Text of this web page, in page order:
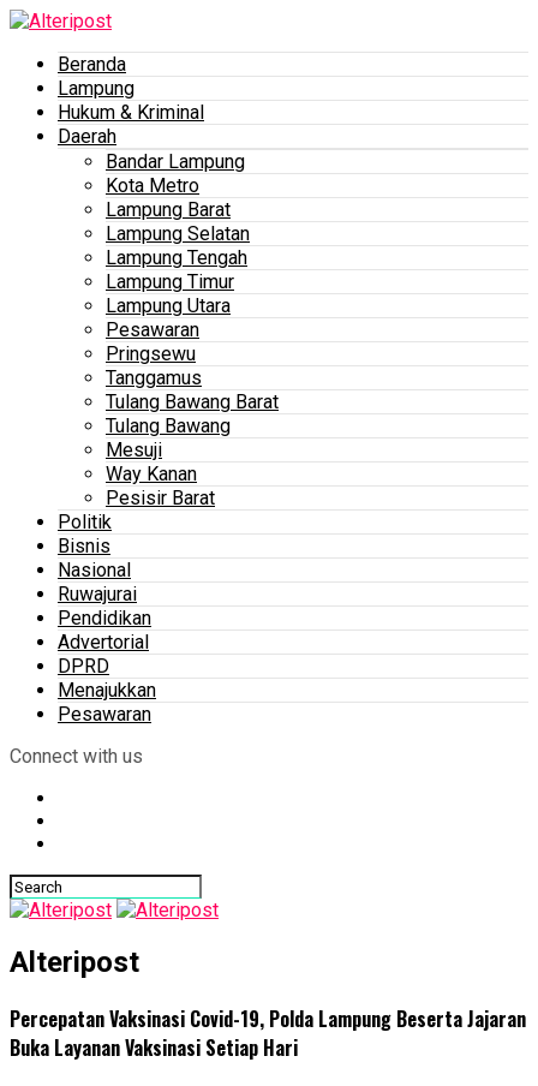
Beranda
Lampung
Hukum & Kriminal
Daerah
Bandar Lampung
Kota Metro
Lampung Barat
Lampung Selatan
Lampung Tengah
Lampung Timur
Lampung Utara
Pesawaran
Pringsewu
Tanggamus
Tulang Bawang Barat
Tulang Bawang
Mesuji
Way Kanan
Pesisir Barat
Politik
Bisnis
Nasional
Ruwajurai
Pendidikan
Advertorial
DPRD
Menajukkan
Pesawaran
Connect with us
Alteripost
Percepatan Vaksinasi Covid-19, Polda Lampung Beserta Jajaran
Buka Layanan Vaksinasi Setiap Hari